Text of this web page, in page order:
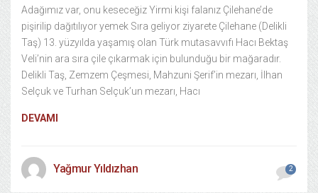
Adağımız var, onu keseceğiz Yirmi kişi falanız Çilehane’de
pişirilip dağıtılıyor yemek Sıra geliyor ziyarete Çilehane (Delikli
Taş) 13. yüzyılda yaşamış olan Türk mutasavvıfı Hacı Bektaş
Veli’nin ara sıra çile çıkarmak için bulunduğu bir mağaradır.
Delikli Taş, Zemzem Çeşmesi, Mahzuni Şerif’in mezarı, İlhan
Selçuk ve Turhan Selçuk’un mezarı, Hacı
DEVAMI
Yağmur Yıldızhan 2